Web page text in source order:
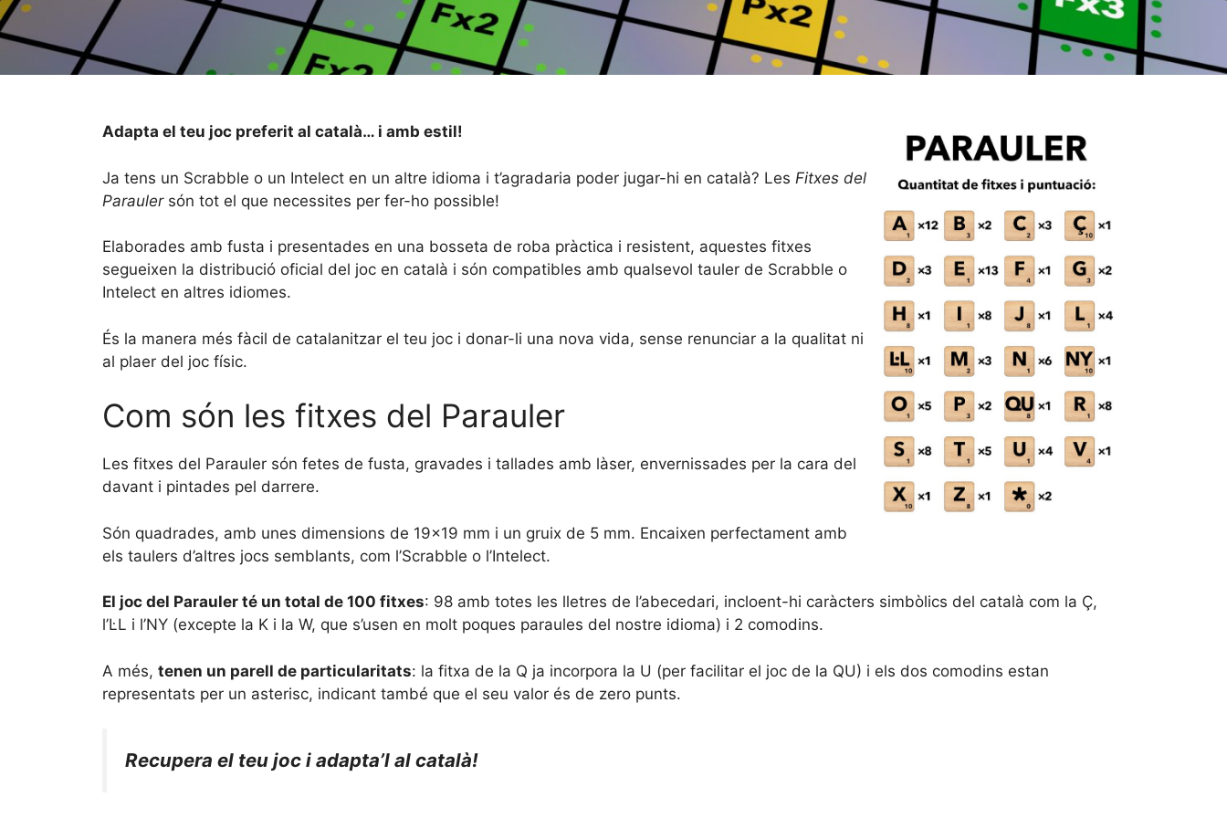
Adapta el teu joc preferit al català… i amb estil!
Ja tens un Scrabble o un Intelect en un altre idioma i t’agradaria poder jugar-hi en català? Les Fitxes del
Paraulersón tot el que necessites per fer-ho possible!
Elaborades amb fusta i presentades en una bosseta de roba pràctica i resistent, aquestes fitxes
segueixen la distribució oficial del joc en català i són compatibles amb qualsevol tauler de Scrabble o
Intelect en altres idiomes.
És la manera més fàcil de catalanitzar el teu joc i donar-li una nova vida, sense renunciar a la qualitat ni
al plaer del joc físic.
Com són les fitxes del Parauler
Les fitxes del Parauler són fetes de fusta, gravades i tallades amb làser, envernissades per la cara del
davant i pintades pel darrere.
Són quadrades, amb unes dimensions de 19×19 mm i un gruix de 5 mm. Encaixen perfectament amb
els taulers d’altres jocs semblants, com l’Scrabble o l’Intelect.
El joc del Parauler té un total de 100 fitxes: 98 amb totes les lletres de l’abecedari, incloent-hi caràcters simbòlics del català com la Ç,
l’L·L i l’NY (excepte la K i la W, que s’usen en molt poques paraules del nostre idioma) i 2 comodins.
A més, tenen un parell de particularitats: la fitxa de la Q ja incorpora la U (per facilitar el joc de la QU) i els dos comodins estan
representats per un asterisc, indicant també que el seu valor és de zero punts.
Recupera el teu joc i adapta’l al català!